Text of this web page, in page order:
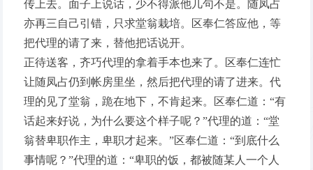
传上去。面子上说话，少不得派他几句不是。随凤占
亦再三自己引错，只求堂翁栽培。区奉仁答应他，等
把代理的请了来，替他把话说开。
正待送客，齐巧代理的拿着手本也来了。区奉仁连忙
让随凤占仍到帐房里坐，然后把代理的请了进来。代
理的见了堂翁，跪在地下，不肯起来。区奉仁道：“有
话起来好说，为什么要这个样子呢？”代理的道：“堂
翁替卑职作主，卑职才起来。”区奉仁道：“到底什么
事情呢？”代理的道：“卑职的饭，都被随某人一个人